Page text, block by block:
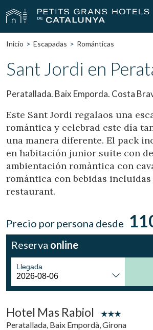
Nuestros Hoteles
Cheques Regalo
Contacto
vpn_key person
Inicio Escapadas Románticas
Sant Jordi en
Peratallada. Baix Emporda. Costa
Este Sant Jordi regalaos una
romántica y celebrad este día
una manera diferente. El pack
en habitación junior suite con
ambientación romàntica con
romántica con bebidas
restaurant.
Precio por persona desde
Reserva online
Llegada
Hotel Mas Rabiol
Peratallada, Baix Empordà, Girona